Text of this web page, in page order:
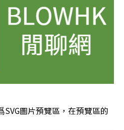
圖片預覽區，在預覽區的